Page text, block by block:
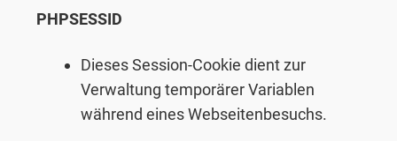
PHPSESSID
Dieses Session-Cookie dient zur
Verwaltung temporärer Variablen
während eines Webseitenbesuchs.